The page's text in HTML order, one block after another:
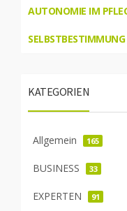
AUTONOMIE IM
KATEGORIEN
Allgemein 165
BUSINESS 33
EXPERTEN 91